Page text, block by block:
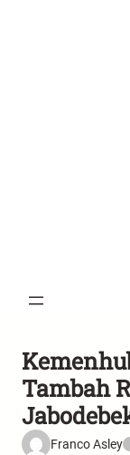
Tambah
Franco Asley